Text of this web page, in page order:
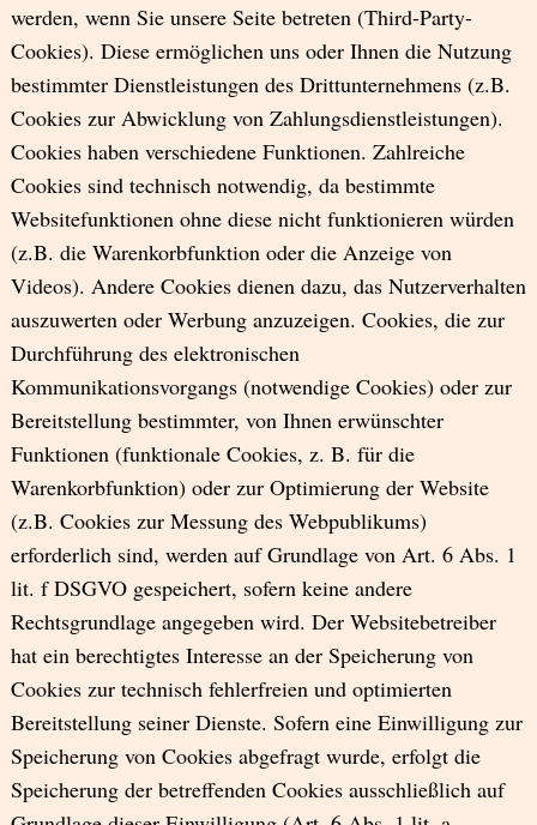
werden, wenn Sie unsere Seite betreten (Third-Party-
Cookies). Diese ermöglichen uns oder Ihnen die Nutzung
bestimmter Dienstleistungen des Drittunternehmens (z.B.
Cookies zur Abwicklung von Zahlungsdienstleistungen).
Cookies haben verschiedene Funktionen. Zahlreiche
Cookies sind technisch notwendig, da bestimmte
Websitefunktionen ohne diese nicht funktionieren würden
(z.B. die Warenkorbfunktion oder die Anzeige von
Videos). Andere Cookies dienen dazu, das Nutzerverhalten
auszuwerten oder Werbung anzuzeigen. Cookies, die zur
Durchführung des elektronischen
Kommunikationsvorgangs (notwendige Cookies) oder zur
Bereitstellung bestimmter, von Ihnen erwünschter
Funktionen (funktionale Cookies, z. B. für die
Warenkorbfunktion) oder zur Optimierung der Website
(z.B. Cookies zur Messung des Webpublikums)
erforderlich sind, werden auf Grundlage von Art. 6 Abs. 1
lit. f DSGVO gespeichert, sofern keine andere
Rechtsgrundlage angegeben wird. Der Websitebetreiber
hat ein berechtigtes Interesse an der Speicherung von
Cookies zur technisch fehlerfreien und optimierten
Bereitstellung seiner Dienste. Sofern eine Einwilligung zur
Speicherung von Cookies abgefragt wurde, erfolgt die
Speicherung der betreffenden Cookies ausschließlich auf